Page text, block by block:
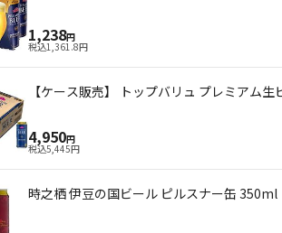
1,238円
税込1,361.8円
【ケース販売】 トップバリュ プレミアム
4,950円
税込5,445円
時之栖 伊豆の国ビール ピルスナー缶 350ml